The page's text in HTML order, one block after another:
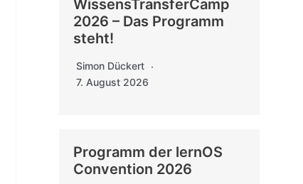
WissensTransferCamp
2026 – Das Programm
steht!
Simon Dückert
7. August 2026
Programm der lernOS
Convention 2026